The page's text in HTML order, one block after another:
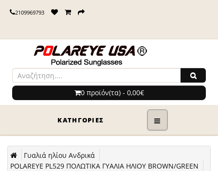
2109969793
0 προϊόν(τα) - 0,00€
ΚΑΤΗΓΟΡΊΕΣ
Γυαλιά ηλίου Ανδρικά
POLAREYE PL529 ΠΟΛΩΤΙΚΑ ΓΥΑΛΙΑ ΗΛΙΟΥ BROWN/GREEN